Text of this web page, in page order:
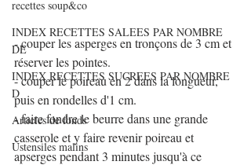
recettes soup&co
INDEX RECETTES SALEES PAR NOMBRE
DE
INDEX RECETTES SUCREES PAR NOMBRE
D
Articles de fonds
Ustensiles malins
- couper les asperges en tronçons de 3 cm et
réserver les pointes.
- couper le poireau en 2 dans la longueur,
puis en rondelles d'1 cm.
- faire fondre le beurre dans une grande
casserole et y faire revenir poireau et
apserges pendant 3 minutes jusqu'à ce